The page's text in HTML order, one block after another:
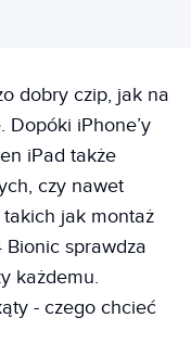
dobry czip, jak na
Dopóki iPhone’y
iPad także
czy nawet
jak montaż
Bionic sprawdza
każdemu.
- czego chcieć